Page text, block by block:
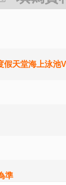
假天堂海上泳池
準